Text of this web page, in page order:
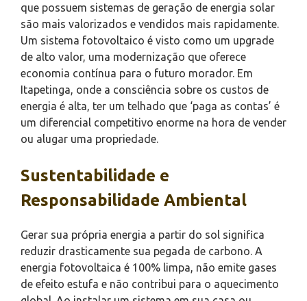
que possuem sistemas de geração de energia solar
são mais valorizados e vendidos mais rapidamente.
Um sistema fotovoltaico é visto como um upgrade
de alto valor, uma modernização que oferece
economia contínua para o futuro morador. Em
Itapetinga, onde a consciência sobre os custos de
energia é alta, ter um telhado que ‘paga as contas’ é
um diferencial competitivo enorme na hora de vender
ou alugar uma propriedade.
Sustentabilidade e
Responsabilidade Ambiental
Gerar sua própria energia a partir do sol significa
reduzir drasticamente sua pegada de carbono. A
energia fotovoltaica é 100% limpa, não emite gases
de efeito estufa e não contribui para o aquecimento